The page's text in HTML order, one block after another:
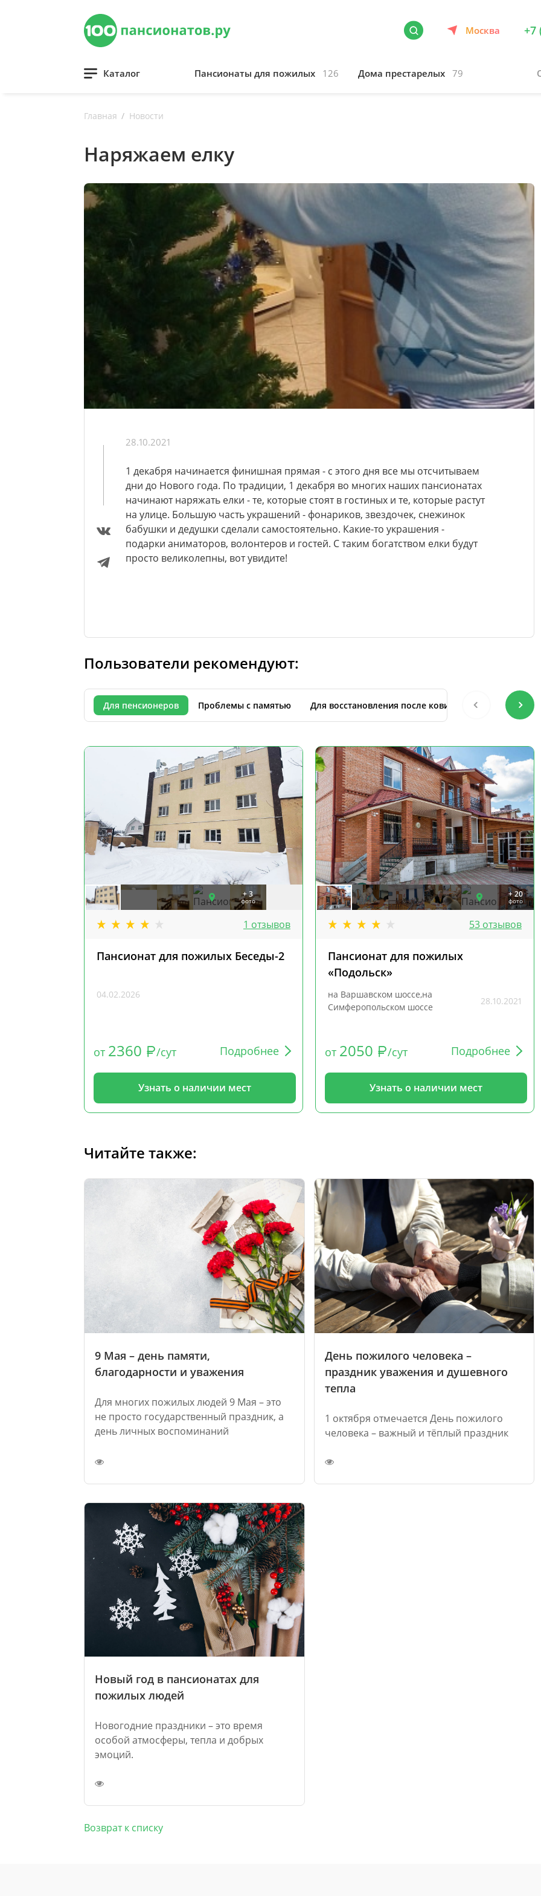
Москва +7
Каталог Пансионаты для пожилых 126 Дома престарелых 79
Главная Новости
Наряжаем елку
28.10.2021
1 декабря начинается финишная прямая - с этого дня все мы отсчитываем
дни до Нового года. По традиции, 1 декабря во многих наших пансионатах
начинают наряжать елки - те, которые стоят в гостиных и те, которые растут
на улице. Большую часть украшений - фонариков, звездочек, снежинок
бабушки и дедушки сделали самостоятельно. Какие-то украшения -
подарки аниматоров, волонтеров и гостей. С таким богатством елки будут
просто великолепны, вот увидите!
Пользователи рекомендуют:
Для пенсионеров Проблемы с памятью Для восстановления после ковида С уходом за
+ 3
фото
1 отзывов
Пансионат для пожилых Беседы-2
04.02.2026
от 2360 /сут Подробнее
Узнать о наличии мест
+ 20
фото
53 отзывов
Пансионат для пожилых
«Подольск»
на Варшавском шоссе,на
Симферопольском шоссе
28.10.2021
от 2050 /сут Подробнее
Узнать о наличии мест
Читайте также:
9 Мая – день памяти,
благодарности и уважения
Для многих пожилых людей 9 Мая – это
не просто государственный праздник, а
день личных воспоминаний
День пожилого человека –
праздник уважения и душевного
тепла
1 октября отмечается День пожилого
человека – важный и тёплый праздник
Новый год в пансионатах для
пожилых людей
Новогодние праздники – это время
особой атмосферы, тепла и добрых
эмоций.
Возврат к списку